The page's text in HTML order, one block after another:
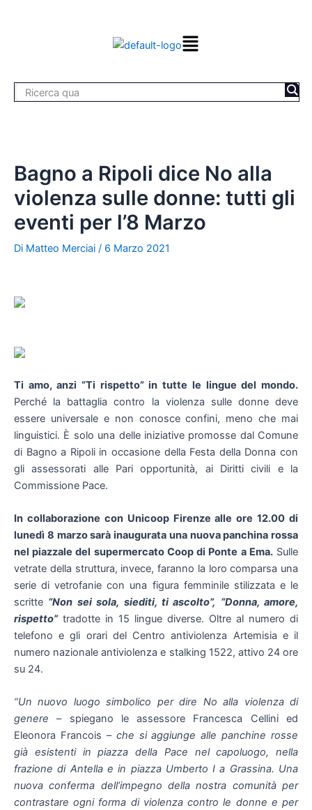
Bagno a Ripoli dice No alla
violenza sulle donne: tutti gli
eventi per l’8 Marzo
Di Matteo Merciai / 6 Marzo 2021
Ti amo, anzi “Ti rispetto” in tutte le lingue del mondo.
Perché la battaglia contro la violenza sulle donne deve
essere universale e non conosce confini, meno che mai
linguistici. È solo una delle iniziative promosse dal Comune
di Bagno a Ripoli in occasione della Festa della Donna con
gli assessorati alle Pari opportunità, ai Diritti civili e la
Commissione Pace.
In collaborazione con Unicoop Firenze alle ore 12.00 di
lunedì 8 marzo sarà inaugurata una nuova panchina rossa
nel piazzale del supermercato Coop di Ponte a Ema.Sulle
vetrate della struttura, invece, faranno la loro comparsa una
serie di vetrofanie con una figura femminile stilizzata e le
scritte “Non sei sola, siediti, ti ascolto”, “Donna, amore,
rispetto”tradotte in 15 lingue diverse. Oltre al numero di
telefono e gli orari del Centro antiviolenza Artemisia e il
numero nazionale antiviolenza e stalking 1522, attivo 24 ore
su 24.
“Un nuovo luogo simbolico per dire No alla violenza di
genere – spiegano le assessore Francesca Cellini ed
Eleonora Francois – che si aggiunge alle panchine rosse
già esistenti in piazza della Pace nel capoluogo, nella
frazione di Antella e in piazza Umberto I a Grassina. Una
nuova conferma dell’impegno della nostra comunità per
contrastare ogni forma di violenza contro le donne e per